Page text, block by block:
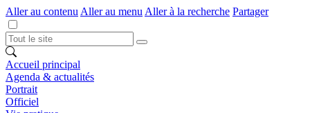
Aller au contenu Aller au menu Aller à la recherche Partager
Accueil principal
Agenda & actualités
Portrait
Officiel